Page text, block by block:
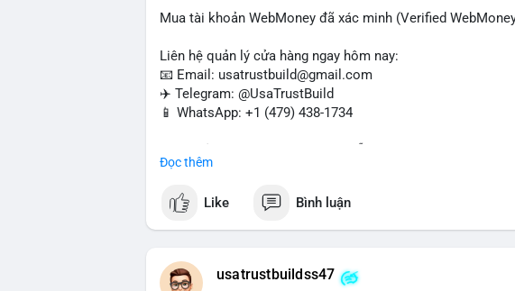
Mua tài khoản WebMoney đã xác minh (Verified
Liên hệ quản lý cửa hàng ngay hôm nay:
📧 Email: usatrustbuild@gmail.com
✈️ Telegram: @UsaTrustBuild
📱 WhatsApp: +1 (479) 438-1734
thanh toán trực tuyến, nhận tiền và chuyển tiền quốc tế.
#buyverifiedwebmoneyaccounts
#sendmoney #trustbuild
Đọc thêm
Like Bình luận
usatrustbuildss47